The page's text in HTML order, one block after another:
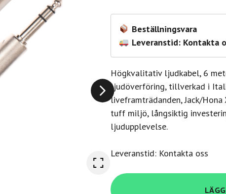
Beställningsvara
Leveranstid: Kontakta
Högkvalitativ ljudkabel, 6
ljudöverföring, tillverkad i
liveframträdanden, Jack/
tuff miljö, långsiktig
ljudupplevelse.
Leveranstid: Kontakta oss
Safecon